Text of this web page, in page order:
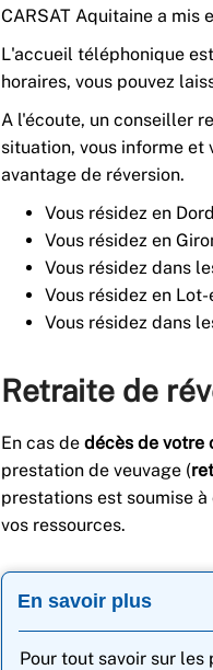
CARSAT Aquitaine a mis
L'accueil téléphonique
horaires, vous pouvez
A l'écoute, un conseiller
situation, vous informe et
avantage de réversion.
Vous résidez en
Vous résidez en
Vous résidez dans
Vous résidez en
Vous résidez dans
Retraite de
En cas de décès de votre
prestation de veuvage (
prestations est soumise
vos ressources.
En savoir plus
Pour tout savoir sur les